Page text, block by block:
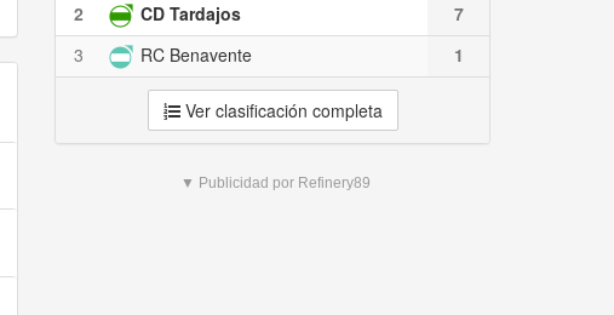
2
CD Tardajos
7
3
RC Benavente 1
Ver clasificación completa
▼ Publicidad por Refinery89